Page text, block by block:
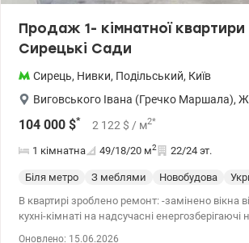
Продаж 1- кімнатної
Сирецькі Сади
Сирець, Нивки, Подільський, Київ
Виговського Івана (Гречко Маршала),
104 000 $* 2 122 $ / м2*
1 кімнатна 49/18/20 м2 22/24 эт.
Біля метро З меблями Новобудова
В квартирі зроблено ремонт: -замінено вікна від забудовника в
кухні-кімнаті на надсучасні енергозберігаючі
Оновлено: 15.06.2026